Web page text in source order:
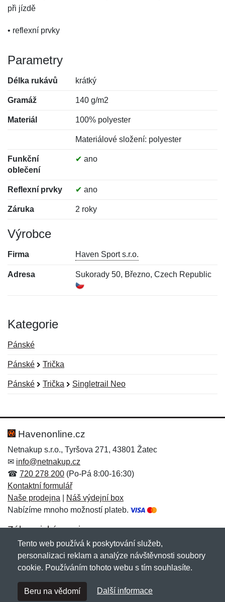
při jízdě
• reflexní prvky
Parametry
Délka rukávů krátký
Gramáž 140 g/m2
Materiál 100% polyester
Materiálové složení: polyester
Funkční
oblečení
✔ ano
Reflexní prvky ✔ ano
Záruka 2 roky
Výrobce
Firma Haven Sport s.r.o.
Adresa Sukorady 50, Březno, Czech Republic
Kategorie
Pánské
Pánské Trička
Pánské Trička Singletrail Neo
Hodnocení:
Jméno: *
Zpráva*
Jméno:
E-mail:*
Havenonline.cz
Netnakup s.r.o., Tyršova 271, 43801 Žatec
✉ info@netnakup.cz
☎ 720 278 200 (Po-Pá 8:00-16:30)
Kontaktní formulář
Naše prodejna
Náš výdejní box
Nabízíme mnoho možností plateb.
Zákaznický servis
Novinky emailem
Copyright © 2007-2026 (19 let s vámi)Netnakup.cz
NetIQ. Všechna práva vyhrazena.
Tento web používá k poskytování služeb,
personalizaci reklam a analýze návštěvnosti soubory
cookie. Používáním tohoto webu s tím souhlasíte.
Beru na vědomí Další informace